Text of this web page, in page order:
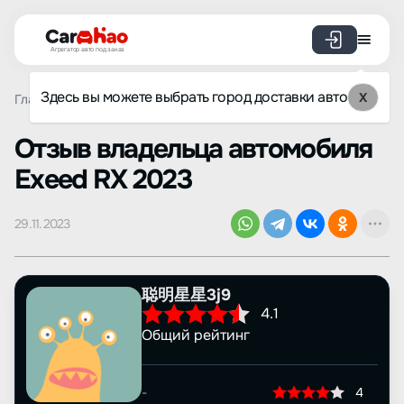
Агрегатор авто под заказ
Здесь вы можете выбрать город доставки авто X
Главная Отзывы Exeed RX Просмотр отзыва
Oтзыв владельца автомобиля
Exeed RX 2023
29.11.2023
聪明星星3j9
4.1
Общий рейтинг
-
4